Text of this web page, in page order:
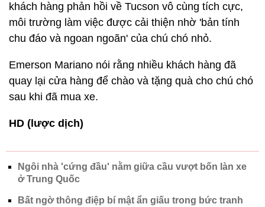
khách hàng phản hồi về Tucson vô cùng tích cực,
môi trường làm việc được cải thiện nhờ 'bản tính
chu đáo và ngoan ngoãn' của chú chó nhỏ.
Emerson Mariano nói rằng nhiều khách hàng đã
quay lại cửa hàng để chào và tặng quà cho chú chó
sau khi đã mua xe.
HD (lược dịch)
Ngôi nhà 'cứng đầu' nằm giữa cầu vượt bốn làn xe
ở Trung Quốc
Bất ngờ thông điệp bí mật ẩn giấu trong bức tranh